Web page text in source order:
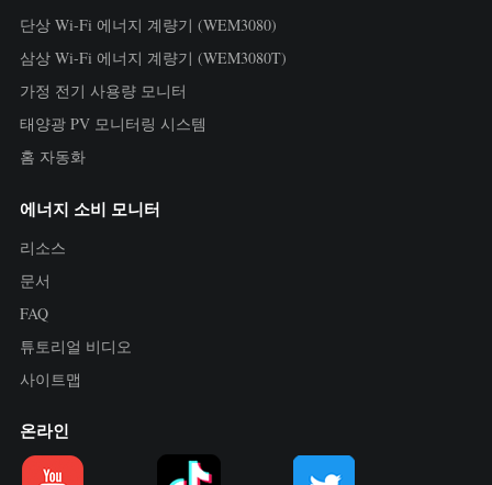
단상 Wi-Fi 에너지 계량기 (WEM3080)
삼상 Wi-Fi 에너지 계량기 (WEM3080T)
가정 전기 사용량 모니터
태양광 PV 모니터링 시스템
홈 자동화
에너지 소비 모니터
리소스
문서
FAQ
튜토리얼 비디오
사이트맵
온라인